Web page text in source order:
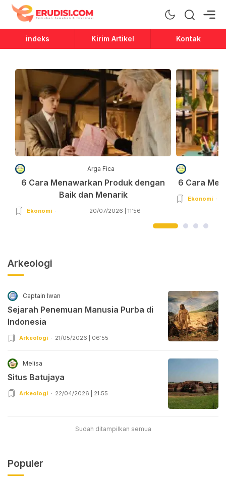
Erudisi
Temukan Jawaban dan Inspirasi
indeks Kirim Artikel Kontak
Arga Fica
6 Cara Menawarkan Produk dengan
Baik dan Menarik
Ekonomi 20/07/2026 | 11:56
6 Cara
Ekonomi
Arkeologi
Captain Iwan
Sejarah Penemuan Manusia Purba di
Indonesia
Arkeologi 21/05/2026 | 06:55
Melisa
Situs Batujaya
Arkeologi 22/04/2026 | 21:55
Sudah ditampilkan semua
Populer